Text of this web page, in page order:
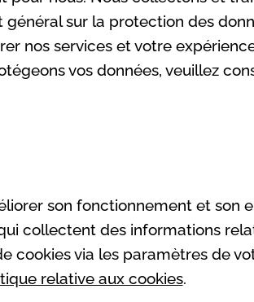
sur la protection des
nos services et votre
vos données, veuillez
son fonctionnement et son
collectent des informations
cookies via les paramètres de
relative aux cookies.